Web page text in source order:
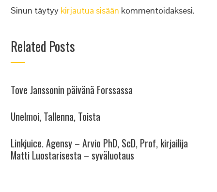
Sinun täytyy kirjautua sisään kommentoidaksesi.
Related Posts
Tove Janssonin päivänä Forssassa
Unelmoi, Tallenna, Toista
Linkjuice. Agensy – Arvio PhD, ScD, Prof, kirjailija
Matti Luostarisesta – syväluotaus